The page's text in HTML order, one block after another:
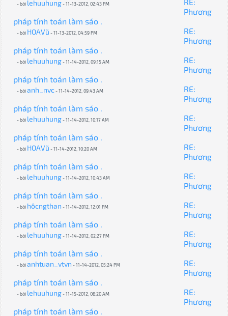
- bởi lehuuhung- 11-13-2012, 02:43 PM
RE:
Phương
pháp tính toán làm sáo .
- bởi HOAVũ - 11-13-2012, 04:59 PM
RE:
Phương
pháp tính toán làm sáo .
- bởi lehuuhung- 11-14-2012, 09:15 AM
RE:
Phương
pháp tính toán làm sáo .
- bởianh_nvc- 11-14-2012, 09:43 AM
RE:
Phương
pháp tính toán làm sáo .
- bởi lehuuhung- 11-14-2012, 10:17 AM
RE:
Phương
pháp tính toán làm sáo .
- bởi HOAVũ - 11-14-2012, 10:20 AM
RE:
Phương
pháp tính toán làm sáo .
- bởi lehuuhung- 11-14-2012, 10:43 AM
RE:
Phương
pháp tính toán làm sáo .
- bởi hôcngthan - 11-14-2012, 12:01 PM
RE:
Phương
pháp tính toán làm sáo .
- bởi lehuuhung- 11-14-2012, 02:27 PM
RE:
Phương
pháp tính toán làm sáo .
- bởianhtuan_vtvn - 11-14-2012, 05:24 PM
RE:
Phương
pháp tính toán làm sáo .
- bởi lehuuhung- 11-15-2012, 08:20 AM
RE:
Phương
pháp tính toán làm sáo .